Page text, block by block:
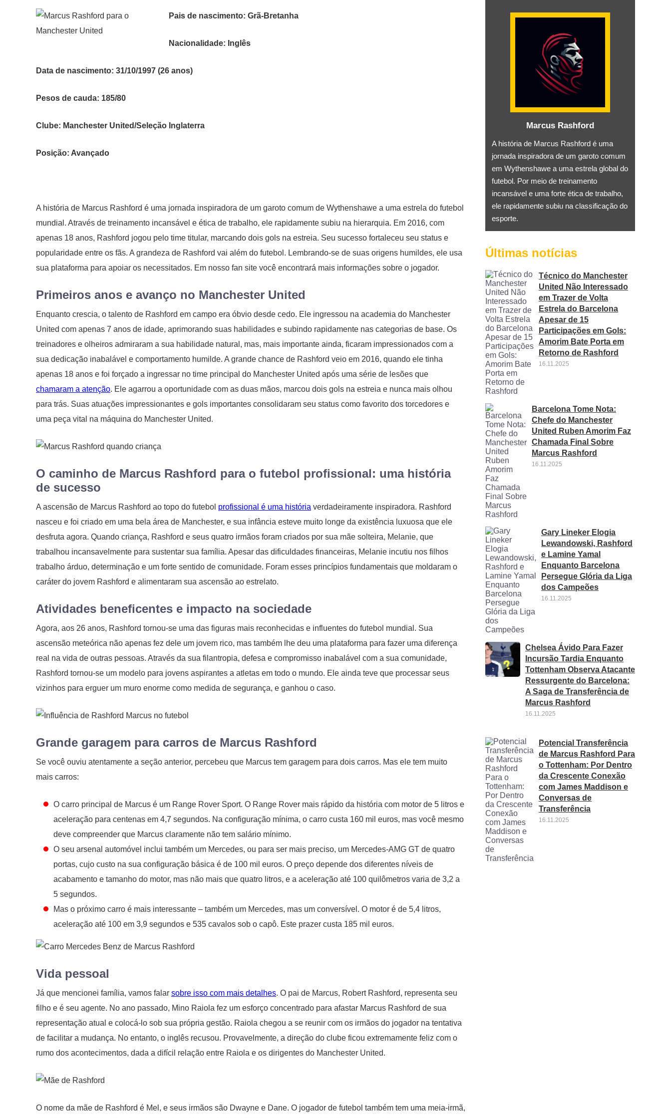
Pais de nascimento: Grã-Bretanha
Nacionalidade: Inglês
Data de nascimento: 31/10/1997 (26 anos)
Pesos de cauda: 185/80
Clube: Manchester United/Seleção Inglaterra
Posição: Avançado
A história de Marcus Rashford é uma jornada inspiradora de um garoto comum de Wythenshawe a uma estrela do futebol
mundial. Através de treinamento incansável e ética de trabalho, ele rapidamente subiu na hierarquia. Em 2016, com
apenas 18 anos, Rashford jogou pelo time titular, marcando dois gols na estreia. Seu sucesso fortaleceu seu status e
popularidade entre os fãs. A grandeza de Rashford vai além do futebol. Lembrando-se de suas origens humildes, ele usa
sua plataforma para apoiar os necessitados. Em nosso fan site você encontrará mais informações sobre o jogador.
Primeiros anos e avanço no Manchester United
Enquanto crescia, o talento de Rashford em campo era óbvio desde cedo. Ele ingressou na academia do Manchester
United com apenas 7 anos de idade, aprimorando suas habilidades e subindo rapidamente nas categorias de base. Os
treinadores e olheiros admiraram a sua habilidade natural, mas, mais importante ainda, ficaram impressionados com a
sua dedicação inabalável e comportamento humilde. A grande chance de Rashford veio em 2016, quando ele tinha
apenas 18 anos e foi forçado a ingressar no time principal do Manchester United após uma série de lesões que
chamaram a atenção. Ele agarrou a oportunidade com as duas mãos, marcou dois gols na estreia e nunca mais olhou
para trás. Suas atuações impressionantes e gols importantes consolidaram seu status como favorito dos torcedores e
uma peça vital na máquina do Manchester United.
O caminho de Marcus Rashford para o futebol profissional: uma história
de sucesso
A ascensão de Marcus Rashford ao topo do futebol profissional é uma história verdadeiramente inspiradora. Rashford
nasceu e foi criado em uma bela área de Manchester, e sua infância esteve muito longe da existência luxuosa que ele
desfruta agora. Quando criança, Rashford e seus quatro irmãos foram criados por sua mãe solteira, Melanie, que
trabalhou incansavelmente para sustentar sua família. Apesar das dificuldades financeiras, Melanie incutiu nos filhos
trabalho árduo, determinação e um forte sentido de comunidade. Foram esses princípios fundamentais que moldaram o
caráter do jovem Rashford e alimentaram sua ascensão ao estrelato.
Atividades beneficentes e impacto na sociedade
Agora, aos 26 anos, Rashford tornou-se uma das figuras mais reconhecidas e influentes do futebol mundial. Sua
ascensão meteórica não apenas fez dele um jovem rico, mas também lhe deu uma plataforma para fazer uma diferença
real na vida de outras pessoas. Através da sua filantropia, defesa e compromisso inabalável com a sua comunidade,
Rashford tornou-se um modelo para jovens aspirantes a atletas em todo o mundo. Ele ainda teve que processar seus
vizinhos para erguer um muro enorme como medida de segurança, e ganhou o caso.
Grande garagem para carros de Marcus Rashford
Se você ouviu atentamente a seção anterior, percebeu que Marcus tem garagem para dois carros. Mas ele tem muito
mais carros:
O carro principal de Marcus é um Range Rover Sport. O Range Rover mais rápido da história com motor de 5 litros e
aceleração para centenas em 4,7 segundos. Na configuração mínima, o carro custa 160 mil euros, mas você mesmo
deve compreender que Marcus claramente não tem salário mínimo.
O seu arsenal automóvel inclui também um Mercedes, ou para ser mais preciso, um Mercedes-AMG GT de quatro
portas, cujo custo na sua configuração básica é de 100 mil euros. O preço depende dos diferentes níveis de
acabamento e tamanho do motor, mas não mais que quatro litros, e a aceleração até 100 quilômetros varia de 3,2 a
5 segundos.
Mas o próximo carro é mais interessante – também um Mercedes, mas um conversível. O motor é de 5,4 litros,
aceleração até 100 em 3,9 segundos e 535 cavalos sob o capô. Este prazer custa 185 mil euros.
Vida pessoal
Já que mencionei família, vamos falar sobre isso com mais detalhes. O pai de Marcus, Robert Rashford, representa seu
filho e é seu agente. No ano passado, Mino Raiola fez um esforço concentrado para afastar Marcus Rashford de sua
representação atual e colocá-lo sob sua própria gestão. Raiola chegou a se reunir com os irmãos do jogador na tentativa
de facilitar a mudança. No entanto, o inglês recusou. Provavelmente, a direção do clube ficou extremamente feliz com o
rumo dos acontecimentos, dada a difícil relação entre Raiola e os dirigentes do Manchester United.
O nome da mãe de Rashford é Mel, e seus irmãos são Dwayne e Dane. O jogador de futebol também tem uma meia-irmã,
Marcus Rashford
A história de Marcus Rashford é uma
jornada inspiradora de um garoto comum
em Wythenshawe a uma estrela global do
futebol. Por meio de treinamento
incansável e uma forte ética de trabalho,
ele rapidamente subiu na classificação do
esporte.
Últimas notícias
Técnico do Manchester
United Não Interessado
em Trazer de Volta
Estrela do Barcelona
Apesar de 15
Participações em Gols:
Amorim Bate Porta em
Retorno de Rashford
16.11.2025
Barcelona Tome Nota:
Chefe do Manchester
United Ruben Amorim Faz
Chamada Final Sobre
Marcus Rashford
16.11.2025
Gary Lineker Elogia
Lewandowski, Rashford
e Lamine Yamal
Enquanto Barcelona
Persegue Glória da Liga
dos Campeões
16.11.2025
Chelsea Ávido Para Fazer
Incursão Tardia Enquanto
Tottenham Observa Atacante
Ressurgente do Barcelona:
A Saga de Transferência de
Marcus Rashford
16.11.2025
Potencial Transferência
de Marcus Rashford Para
o Tottenham: Por Dentro
da Crescente Conexão
com James Maddison e
Conversas de
Transferência
16.11.2025